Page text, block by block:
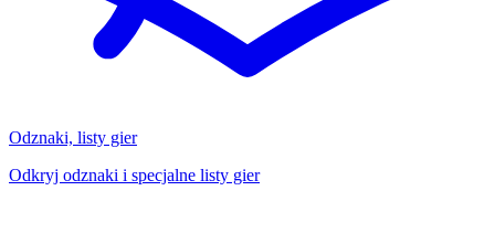
Odznaki, listy gier
Odkryj odznaki i specjalne listy gier